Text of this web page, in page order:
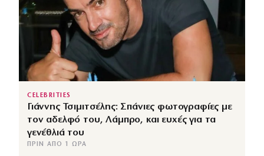
CELEBRITIES
Γιάννης Τσιμιτσέλης: Σπάνιες φωτογραφίες με
τον αδελφό του, Λάμπρο, και ευχές για τα
γενέθλιά του
ΠΡΙΝ ΑΠΌ 1 ΏΡΑ